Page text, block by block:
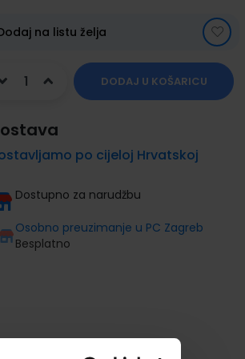
na listu želja
DODAJ U KOŠARICU
po cijeloj Hrvatskoj
Dostupno za narudžbu
Osobno preuzimanje u PC Zagreb
Besplatno